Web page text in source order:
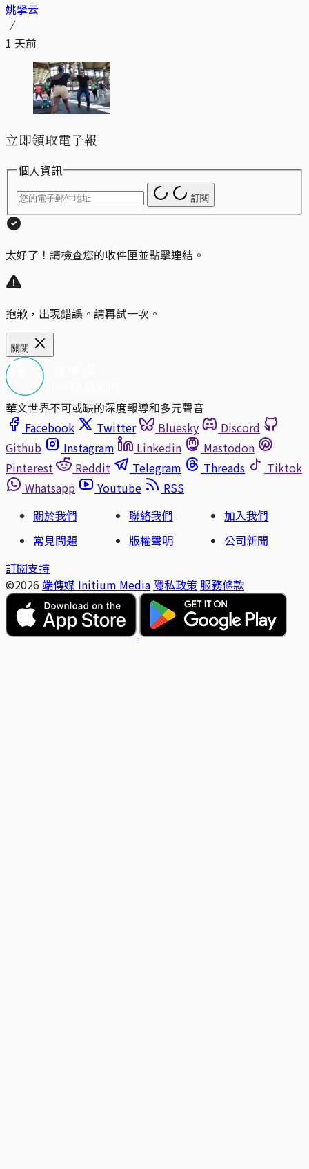
姚拏云
1 天前
立即領取電子報
個人資訊
訂閱
太好了！請檢查您的收件匣並點擊連結。
抱歉，出現錯誤。請再試一次。
關閉
華文世界不可或缺的深度報導和多元聲音
Facebook
Twitter Bluesky
Discord
Github
Instagram Linkedin
Mastodon
Pinterest
Reddit Telegram Threads
Tiktok
Whatsapp
Youtube
RSS
關於我們
聯絡我們
加入我們
常見問題
版權聲明
公司新聞
訂閱支持
©2026 端傳媒 Initium Media 隱私政策 服務條款